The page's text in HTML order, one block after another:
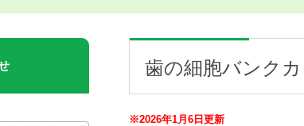
歯の細胞バンク
※2026年1月6 日更新